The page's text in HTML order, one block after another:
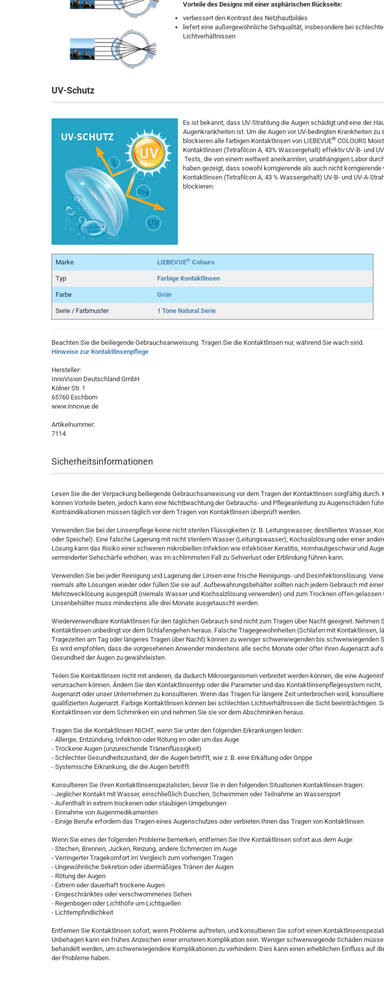
Vorteile des Designs mit einer asphärischen Rückseite:
verbessert den Kontrast des Netzhautbildes
liefert eine außergewöhnliche Sehqualität, insbesondere bei
Lichtverhältnissen
UV-Schutz
Es ist bekannt, dass UV-Strahlung die Augen schädigt und eine der
Augenkrankheiten ist. Um die Augen vor UV-bedingten Krankheiten zu
blockieren alle farbigen Kontaktlinsen von LIEBEVUE® COLOURS
Kontaktlinsen (Tetrafilcon A, 43% Wassergehalt) effektiv UV-B- und
Tests, die von einem weltweit anerkannten, unabhängigen Labor
haben gezeigt, dass sowohl korrigierende als auch nicht korrigierende
Kontaktlinsen (Tetrafilcon A, 43 % Wassergehalt) UV-B- und UV-A-
blockieren.
Marke LIEBEVUE® Colours
Typ Farbige Kontaktlinsen
Farbe Grün
Serie / Farbmuster 1 Tone Natural Serie
Beachten Sie die beiliegende Gebrauchsanweisung. Tragen Sie die Kontaktlinsen nur, während Sie wach sind.
Hinweise zur Kontaktlinsenpflege
Hersteller:
InnoVision Deutschland GmbH
Kölner Str. 1
65760 Eschborn
www.innovue.de
Artikelnummer:
7114
Sicherheitsinformationen
Lesen Sie die der Verpackung beiliegende Gebrauchsanweisung vor dem Tragen der Kontaktlinsen sorgfältig durch.
können Vorteile bieten, jedoch kann eine Nichtbeachtung der Gebrauchs- und Pflegeanleitung zu Augenschäden
Kontraindikationen müssen täglich vor dem Tragen von Kontaktlinsen überprüft werden.
Verwenden Sie bei der Linsenpflege keine nicht sterilen Flüssigkeiten (z. B. Leitungswasser, destilliertes Wasser,
oder Speichel). Eine falsche Lagerung mit nicht sterilem Wasser (Leitungswasser), Kochsalzlösung oder einer
Lösung kann das Risiko einer schweren mikrobiellen Infektion wie infektiöser Keratitis, Hornhautgeschwür und
verminderter Sehschärfe erhöhen, was im schlimmsten Fall zu Sehverlust oder Erblindung führen kann.
Verwenden Sie bei jeder Reinigung und Lagerung der Linsen eine frische Reinigungs- und Desinfektionslösung.
niemals alte Lösungen wieder oder füllen Sie sie auf. Aufbewahrungsbehälter sollten nach jedem Gebrauch mit einer
Mehrzwecklösung ausgespült (niemals Wasser und Kochsalzlösung verwenden) und zum Trocknen offen gelassen
Linsenbehälter muss mindestens alle drei Monate ausgetauscht werden.
Wiederverwendbare Kontaktlinsen für den täglichen Gebrauch sind nicht zum Tragen über Nacht geeignet. Nehmen
Kontaktlinsen unbedingt vor dem Schlafengehen heraus. Falsche Tragegewohnheiten (Schlafen mit Kontaktlinsen,
Tragezeiten am Tag oder längeres Tragen über Nacht) können zu weniger schwerwiegenden bis schwerwiegenden
Es wird empfohlen, dass die vorgesehenen Anwender mindestens alle sechs Monate oder öfter ihren Augenarzt
Gesundheit der Augen zu gewährleisten.
Teilen Sie Kontaktlinsen nicht mit anderen, da dadurch Mikroorganismen verbreitet werden können, die eine
verursachen können. Ändern Sie den Kontaktlinsentyp oder die Parameter und das Kontaktlinsenpflegesystem nicht,
Augenarzt oder unser Unternehmen zu konsultieren. Wenn das Tragen für längere Zeit unterbrochen wird,
qualifizierten Augenarzt. Farbige Kontaktlinsen können bei schlechten Lichtverhältnissen die Sicht beeinträchtigen.
Kontaktlinsen vor dem Schminken ein und nehmen Sie sie vor dem Abschminken heraus.
Tragen Sie die Kontaktlinsen NICHT, wenn Sie unter den folgenden Erkrankungen leiden:
- Allergie, Entzündung, Infektion oder Rötung im oder um das Auge
- Trockene Augen (unzureichende Tränenflüssigkeit)
- Schlechter Gesundheitszustand, der die Augen betrifft, wie z. B. eine Erkältung oder Grippe
- Systemische Erkrankung, die die Augen betrifft
Konsultieren Sie Ihren Kontaktlinsenspezialisten, bevor Sie in den folgenden Situationen Kontaktlinsen tragen:
- Jeglicher Kontakt mit Wasser, einschließlich Duschen, Schwimmen oder Teilnahme an Wassersport
- Aufenthalt in extrem trockenen oder staubigen Umgebungen
- Einnahme von Augenmedikamenten
- Einige Berufe erfordern das Tragen eines Augenschutzes oder verbieten Ihnen das Tragen von Kontaktlinsen
Wenn Sie eines der folgenden Probleme bemerken, entfernen Sie Ihre Kontaktlinsen sofort aus dem Auge:
- Stechen, Brennen, Jucken, Reizung, andere Schmerzen im Auge
- Verringerter Tragekomfort im Vergleich zum vorherigen Tragen
- Ungewöhnliche Sekretion oder übermäßiges Tränen der Augen
- Rötung der Augen
- Extrem oder dauerhaft trockene Augen
- Eingeschränktes oder verschwommenes Sehen
- Regenbogen oder Lichthöfe um Lichtquellen
- Lichtempfindlichkeit
Entfernen Sie Kontaktlinsen sofort, wenn Probleme auftreten, und konsultieren Sie sofort einen
Unbehagen kann ein frühes Anzeichen einer ernsteren Komplikation sein. Weniger schwerwiegende Schäden
behandelt werden, um schwerwiegendere Komplikationen zu verhindern. Dies kann einen erheblichen Einfluss auf
der Probleme haben.